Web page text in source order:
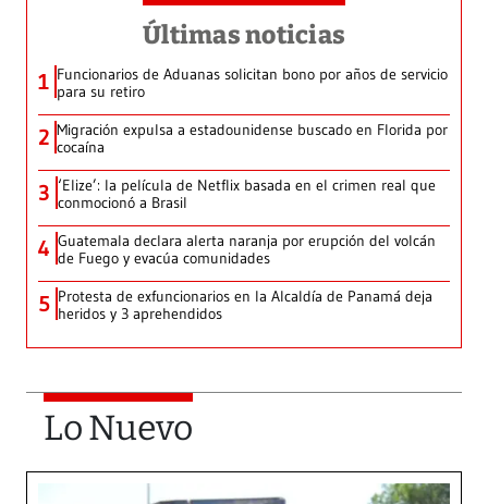
Últimas noticias
1 Funcionarios de Aduanas solicitan bono por años de servicio
para su retiro
2 Migración expulsa a estadounidense buscado en Florida por
cocaína
3 ‘Elize’: la película de Netflix basada en el crimen real que
conmocionó a Brasil
4 Guatemala declara alerta naranja por erupción del volcán
de Fuego y evacúa comunidades
5 Protesta de exfuncionarios en la Alcaldía de Panamá deja
heridos y 3 aprehendidos
Lo Nuevo